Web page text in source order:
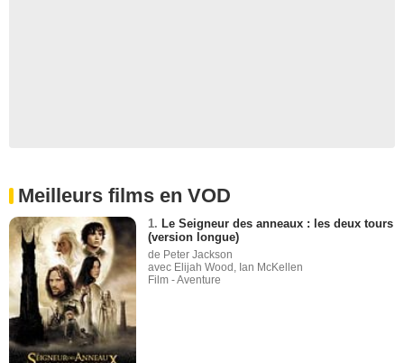
Meilleurs films en VOD
1. Le Seigneur des anneaux : les deux tours
(version longue)
de Peter Jackson
avec Elijah Wood, Ian McKellen
Film - Aventure